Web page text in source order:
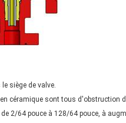
siège de valve.
céramique sont tous d'obstruction
2/64 pouce à 128/64 pouce, à